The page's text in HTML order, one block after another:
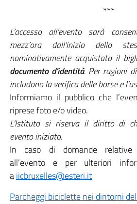
***
L’accesso all’evento sarà
mezz’ora dall’inizio dello
nominativamente acquistato il
documento d’identità. Per ragioni
includono la verifica delle borse e
Informiamo il pubblico che
riprese foto e/o video.
L’Istituto si riserva il diritto di
evento iniziato.
In caso di domande relative
all’evento e per ulteriori
aiicbruxelles@esteri.it
Parcheggi biciclette nei dintorni